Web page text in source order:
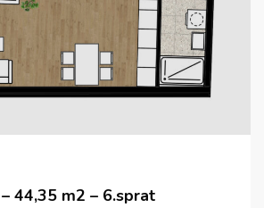
44,35 m2 – 6.sprat